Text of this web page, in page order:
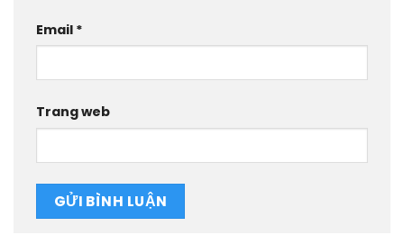
Email *
Trang web